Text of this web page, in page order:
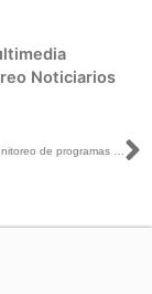
Noticiarios
Resultados del monitoreo de programas que difunden noticias en la campaña por el Congreso de la Unión del 1 de marzo al 19 de mayo de 2024